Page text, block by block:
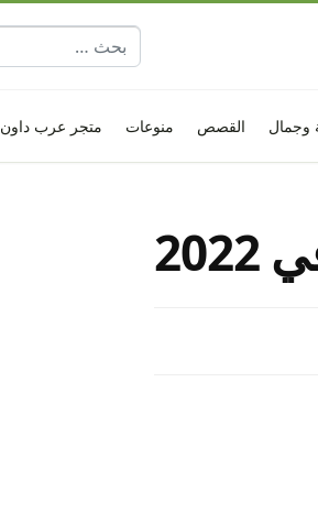
البحث عن:
وجمال القصص منوعات متجر عرب داون